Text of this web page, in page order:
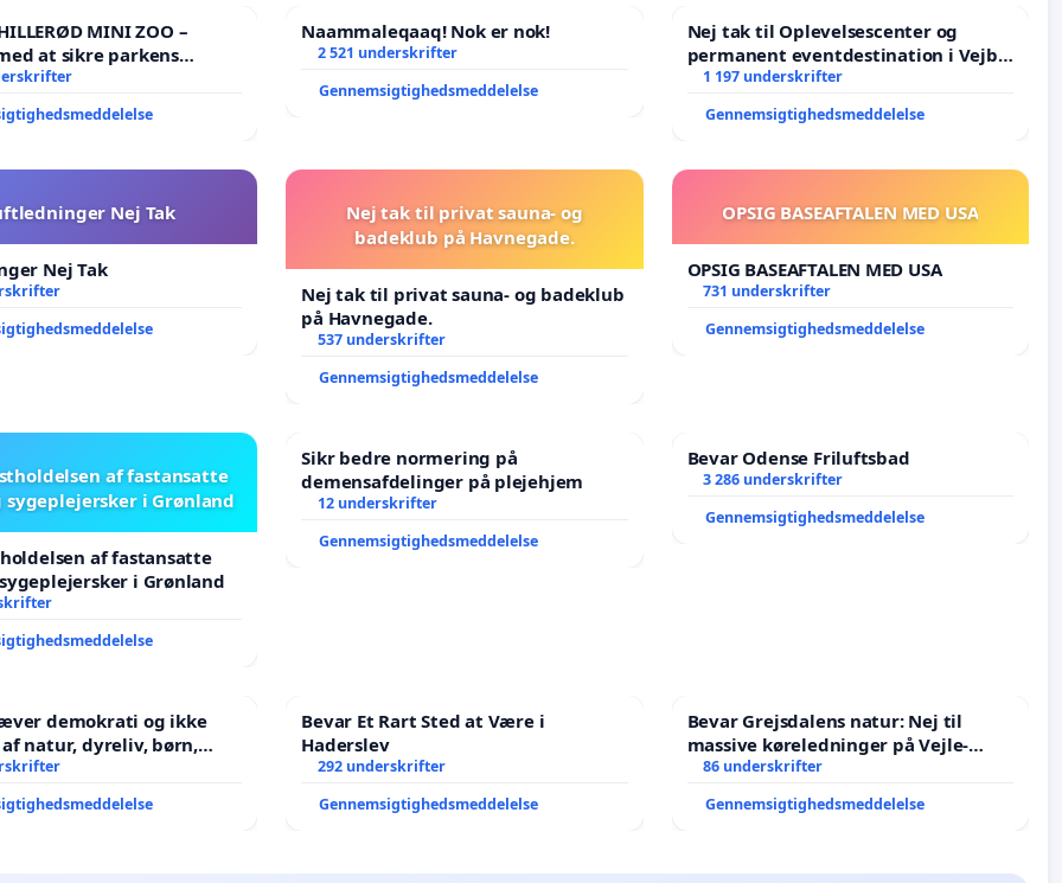
MINI ZOO –
at sikre parkens
Naammaleqaaq! Nok er nok!
2 521 underskrifter
Gennemsigtighedsmeddelelse
Nej tak til Oplevelsescenter og
permanent eventdestination i Vejby
- Ja tak til et levende lokalområde i
1 197 underskrifter
Gennemsigtighedsmeddelelse
Nej Tak
Nej Tak
Nej tak til privat sauna- og
badeklub på Havnegade.
Nej tak til privat sauna- og badeklub
på Havnegade.
537 underskrifter
Gennemsigtighedsmeddelelse
OPSIG BASEAFTALEN MED USA
OPSIG BASEAFTALEN MED USA
731 underskrifter
Gennemsigtighedsmeddelelse
af fastansatte
i Grønland
af fastansatte
i Grønland
Sikr bedre normering på
demensafdelinger på plejehjem
12 underskrifter
Gennemsigtighedsmeddelelse
Bevar Odense Friluftsbad
3 286 underskrifter
Gennemsigtighedsmeddelelse
demokrati og ikke
har sagt NEJ i mange
Bevar Et Rart Sted at Være i
Haderslev
292 underskrifter
Gennemsigtighedsmeddelelse
Bevar Grejsdalens natur: Nej til
massive køreledninger på Vejle-
Struer-banen
86 underskrifter
Gennemsigtighedsmeddelelse